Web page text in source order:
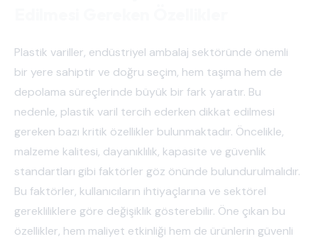
Plastik variller, endüstriyel ambalaj sektöründe önemli
bir yere sahiptir ve doğru seçim, hem taşıma hem de
depolama süreçlerinde büyük bir fark yaratır. Bu
nedenle, plastik varil tercih ederken dikkat edilmesi
gereken bazı kritik özellikler bulunmaktadır. Öncelikle,
malzeme kalitesi, dayanıklılık, kapasite ve güvenlik
standartları gibi faktörler göz önünde bulundurulmalıdır.
Bu faktörler, kullanıcıların ihtiyaçlarına ve sektörel
gerekliliklere göre değişiklik gösterebilir. Öne çıkan bu
özellikler, hem maliyet etkinliği hem de ürünlerin güvenli